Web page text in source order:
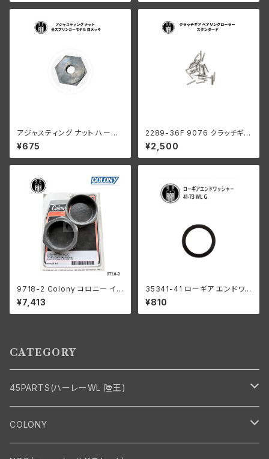
アジャスティング ナット ハーレ
ーダビッドソン 全スプリンガー
モデル 白メッキ
¥675
2289-36F 9076 クラッチギア
ベアリングローラー 0004" オ
ーバーサイズ 44個 ハーレーダ
ビッドソン
¥2,500
9718-2 Colony コロニー イン
テーク マニホールド ナット キッ
ト ハーレーダビッドソン 1940-
54年 OHV 74 モデル 1953-5
¥7,413
35341-41 ローギア エンドワッ
シャー1個
¥810
CATEGORY
45PARTS(ハーレーWL 陸王)
エンジン
COLONY